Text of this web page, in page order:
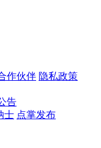
作伙伴 隐私政策
告
士 点掌发布